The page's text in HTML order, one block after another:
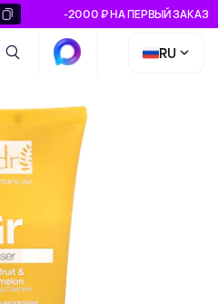
-2000 ₽ НА ПЕРВЫЙ ЗАКАЗ
RU